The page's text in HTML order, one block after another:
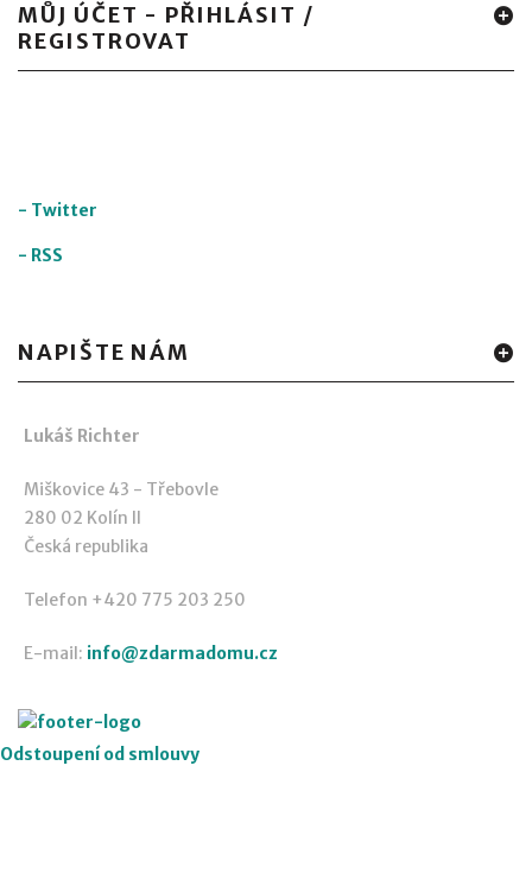
MŮJ ÚČET - PŘIHLÁSIT /
REGISTROVAT
- Twitter
- RSS
NAPIŠTE NÁM
Lukáš Richter
Miškovice 43 - Třebovle
280 02 Kolín II
Česká republika
Telefon +420 775 203 250
E-mail: info@zdarmadomu.cz
Odstoupení od smlouvy